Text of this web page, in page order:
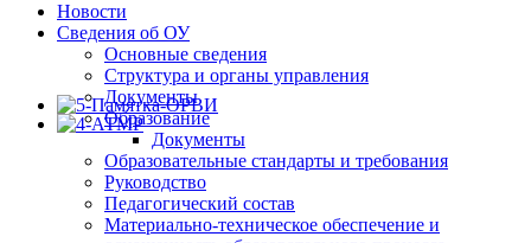
Новости
Сведения об ОУ
Основные сведения
Структура и органы управления
Документы
Образование
Документы
Образовательные стандарты и требования
Руководство
Педагогический состав
Материально-техническое обеспечение и